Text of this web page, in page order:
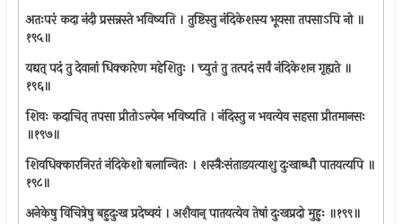
अतःपरं कदा नंदी प्रसन्नस्ते भविष्यति । तुष्टिस्तु नंदिकेशस्य भूयसा तपसाऽपि नो ॥
१९५॥
यद्यत् पदं तु देवानां धिक्कारेण महेशितुः । च्युतं तु तत्पदं सर्वं नंदिकेशन गृह्यते ॥
१९६॥
शिवः कदाचित् तपसा प्रीतोऽल्पेन भविष्यति । नंदिस्तु न भवत्येव सहसा प्रीतमानसः
॥१९७॥
शिवधिक्कारनिरतं नंदिकेशो बलान्वितः । शस्त्रैःसंताडयत्याशु दुःखाब्धौ पातयत्यपि ॥
१९८॥
अनेकेषु विचित्रेषु बहुदुःख प्रदेष्वयं । अशैवान् पातयत्येव तेषां दुःखप्रदो मुहुः ॥१९९॥